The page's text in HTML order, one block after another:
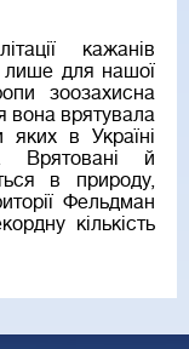
кажанів
лише для нашої
зоозахисна
вона врятувала
в Україні
Врятовані й
в природу,
Фельдман
кількість